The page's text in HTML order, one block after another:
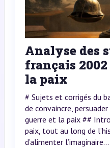
Analyse des
français
la paix
# Sujets et corrigés du
de convaincre,
guerre et la paix ##
paix, tout au long de
d’alimenter l’imaginaire...